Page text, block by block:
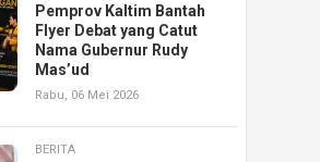
Pemprov Kaltim Bantah
Flyer Debat yang Catut
Nama Gubernur Rudy
Mas’ud
Rabu, 06 Mei 2026
BERITA